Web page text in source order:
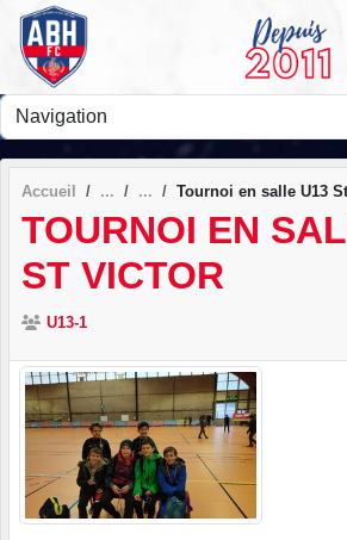
Accueil Tournoi en salle U13
TOURNOI EN
ST VICTOR
U13-1
Panneau de gestion des cookies